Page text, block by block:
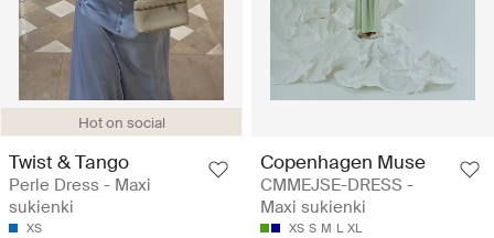
Hot on social
Twist & Tango
Perle Dress - Maxi
sukienki
XS
Copenhagen Muse
CMMEJSE-DRESS -
Maxi sukienki
XS S M L XL